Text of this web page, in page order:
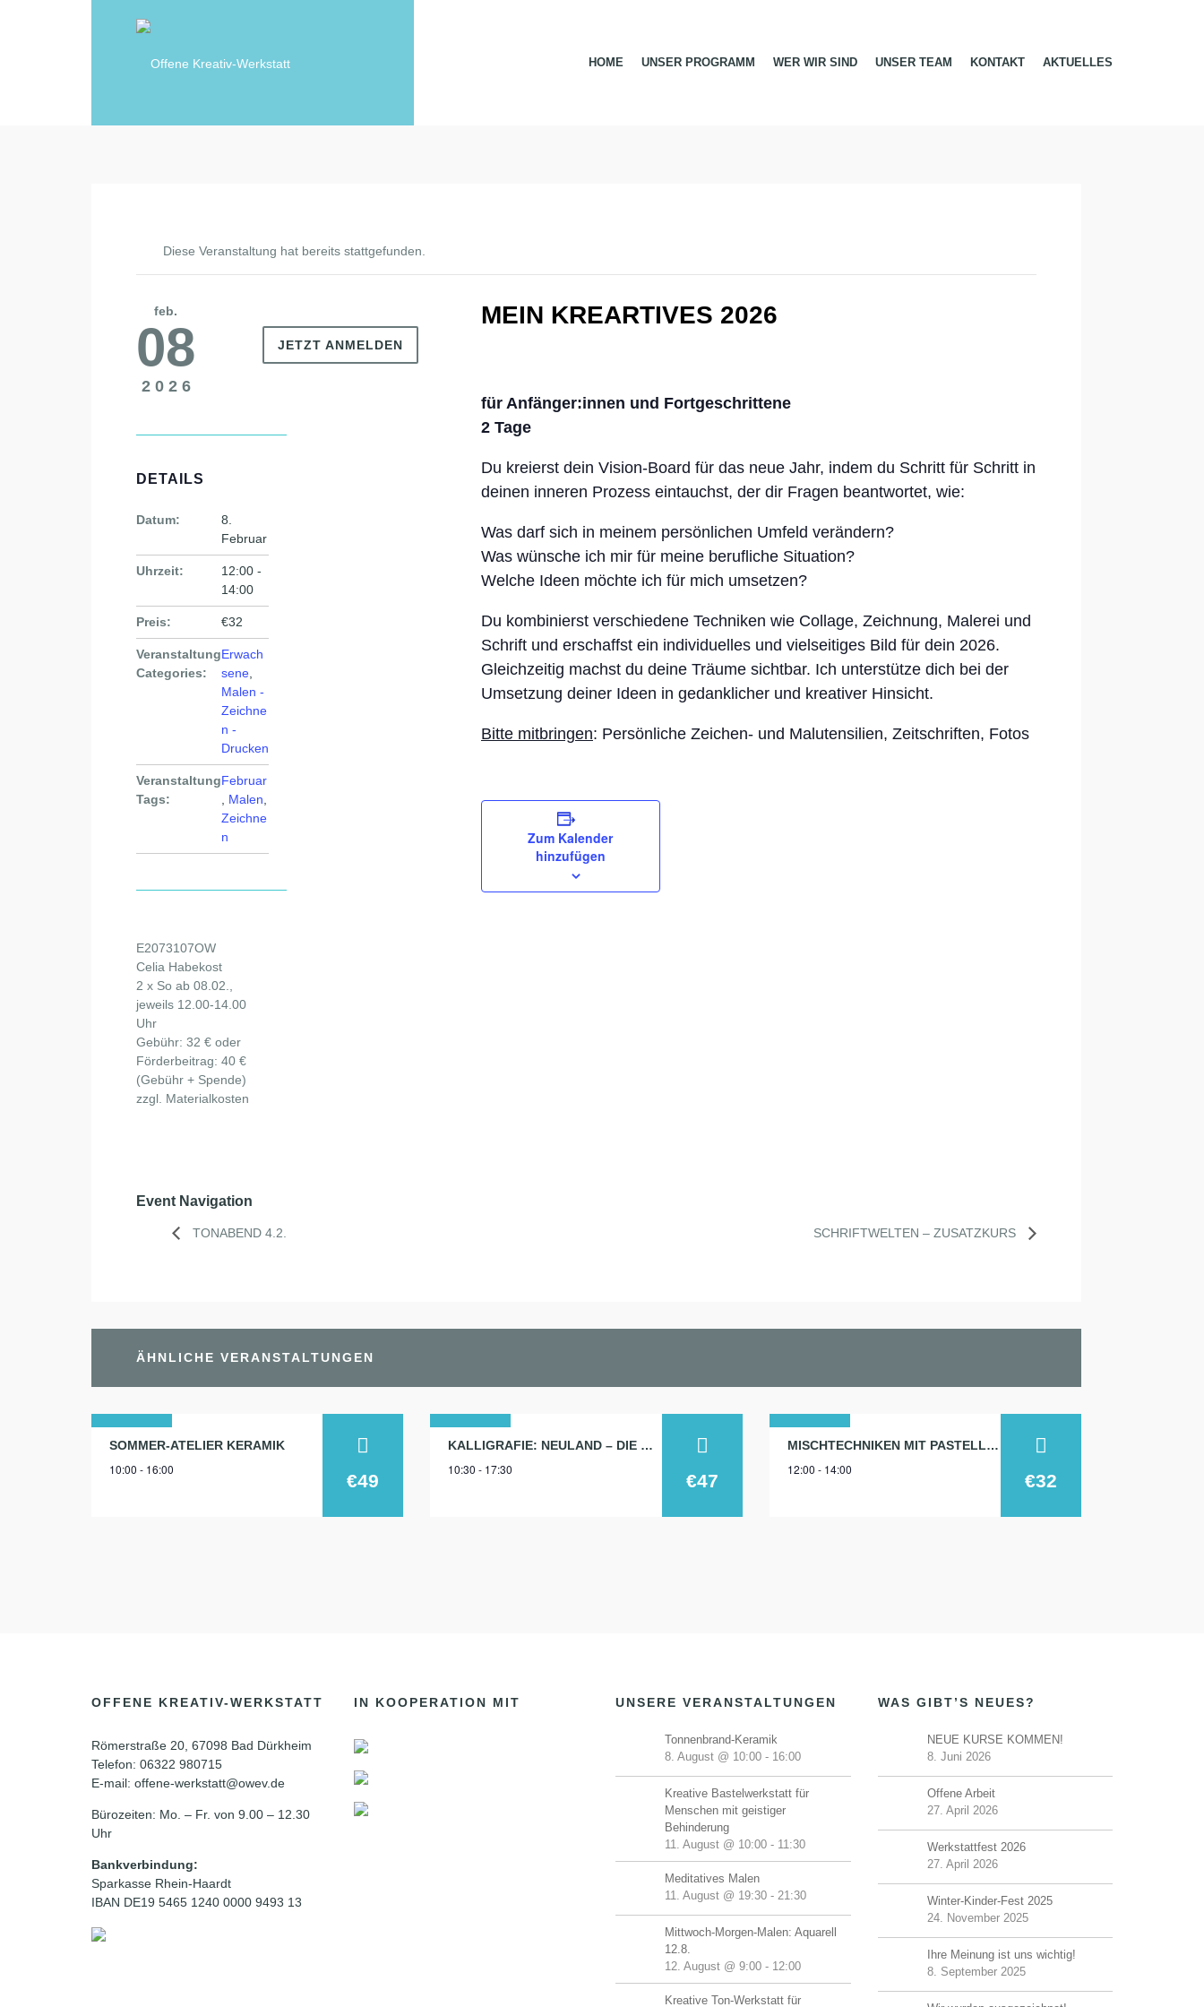
HOME UNSER PROGRAMM WER WIR SIND UNSER TEAM KONTAKT AKTUELLES
Diese Veranstaltung hat bereits stattgefunden.
MEIN KREARTIVES 2026
für Anfänger:innen und Fortgeschrittene
2 Tage
Du kreierst dein Vision-Board für das neue Jahr, indem du Schritt für Schritt in
deinen inneren Prozess eintauchst, der dir Fragen beantwortet, wie:
Was darf sich in meinem persönlichen Umfeld verändern?
Was wünsche ich mir für meine berufliche Situation?
Welche Ideen möchte ich für mich umsetzen?
Du kombinierst verschiedene Techniken wie Collage, Zeichnung, Malerei und
Schrift und erschaffst ein individuelles und vielseitiges Bild für dein 2026.
Gleichzeitig machst du deine Träume sichtbar. Ich unterstütze dich bei der
Umsetzung deiner Ideen in gedanklicher und kreativer Hinsicht.
Bitte mitbringen: Persönliche Zeichen- und Malutensilien, Zeitschriften, Fotos
Zum Kalender
hinzufügen
feb.
08
2026
JETZT ANMELDEN
DETAILS
Datum:
8.
Februar
Uhrzeit:
12:00 -
14:00
Preis: €32
Veranstaltung
Categories:
Erwach
sene
Malen -
Zeichne
n -
Drucken
Veranstaltung
Tags:
Februar
Malen
Zeichne
n
E2073107OW
Celia Habekost
2 x So ab 08.02.,
jeweils 12.00-14.00
Uhr
Gebühr: 32 € oder
Förderbeitrag: 40 €
(Gebühr + Spende)
zzgl. Materialkosten
Event Navigation
TONABEND 4.2. SCHRIFTWELTEN – ZUSATZKURS
ÄHNLICHE VERANSTALTUNGEN
14
aug.
SOMMER-ATELIER KERAMIK
10:00 - 16:00
€49
05
okt.
KALLIGRAFIE: NEULAND – DIE MODERNE
10:30 - 17:30
€47
14
juni
MISCHTECHNIKEN MIT PASTELLKREIDE
12:00 - 14:00
€32
OFFENE KREATIV-WERKSTATT
Römerstraße 20, 67098 Bad Dürkheim
Telefon: 06322 980715
E-mail: offene-werkstatt@owev.de
Bürozeiten: Mo. – Fr. von 9.00 – 12.30
Uhr
Bankverbindung:
Sparkasse Rhein-Haardt
IBAN DE19 5465 1240 0000 9493 13
IN KOOPERATION MIT UNSERE VERANSTALTUNGEN
Tonnenbrand-Keramik
8. August @ 10:00 - 16:00
Kreative Bastelwerkstatt für
Menschen mit geistiger
Behinderung
11. August @ 10:00 - 11:30
Meditatives Malen
11. August @ 19:30 - 21:30
Mittwoch-Morgen-Malen: Aquarell
12.8.
12. August @ 9:00 - 12:00
Kreative Ton-Werkstatt für
WAS GIBT’S NEUES?
NEUE KURSE KOMMEN!
8. Juni 2026
Offene Arbeit
27. April 2026
Werkstattfest 2026
27. April 2026
Winter-Kinder-Fest 2025
24. November 2025
Ihre Meinung ist uns wichtig!
8. September 2025